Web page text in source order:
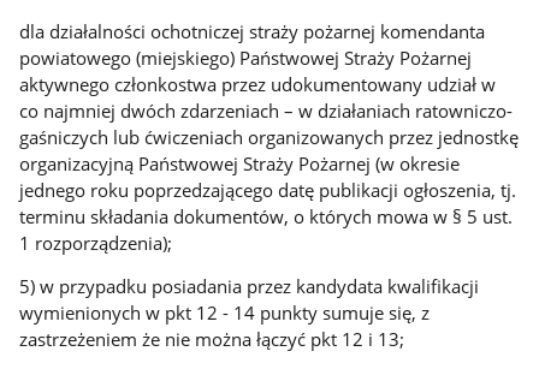
dla działalności ochotniczej straży pożarnej komendanta
powiatowego (miejskiego) Państwowej Straży Pożarnej
aktywnego członkostwa przez udokumentowany udział w
co najmniej dwóch zdarzeniach – w działaniach ratowniczo-
gaśniczych lub ćwiczeniach organizowanych przez jednostkę
organizacyjną Państwowej Straży Pożarnej (w okresie
jednego roku poprzedzającego datę publikacji ogłoszenia, tj.
terminu składania dokumentów, o których mowa w § 5 ust.
1 rozporządzenia);
5) w przypadku posiadania przez kandydata kwalifikacji
wymienionych w pkt 12 - 14 punkty sumuje się, z
zastrzeżeniem że nie można łączyć pkt 12 i 13;